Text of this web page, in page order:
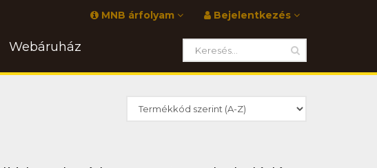
Bejelentkezés
MNB árfolyam
Webáruház